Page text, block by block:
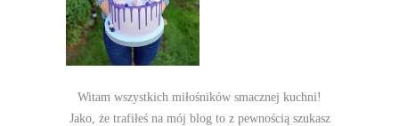
Witam wszystkich miłośników smacznej kuchni!
Jako, że trafiłeś na mój blog to z pewnością szukasz